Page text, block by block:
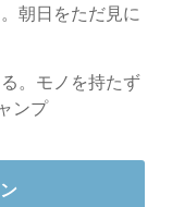
朝日をただ見に
。モノを持たず
ンプ